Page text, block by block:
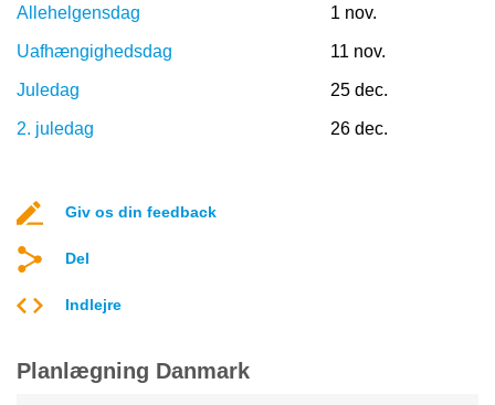
Allehelgensdag 1 nov.
Uafhængighedsdag 11 nov.
Juledag 25 dec.
2. juledag 26 dec.
Giv os din feedback
Del
Indlejre
Planlægning Danmark